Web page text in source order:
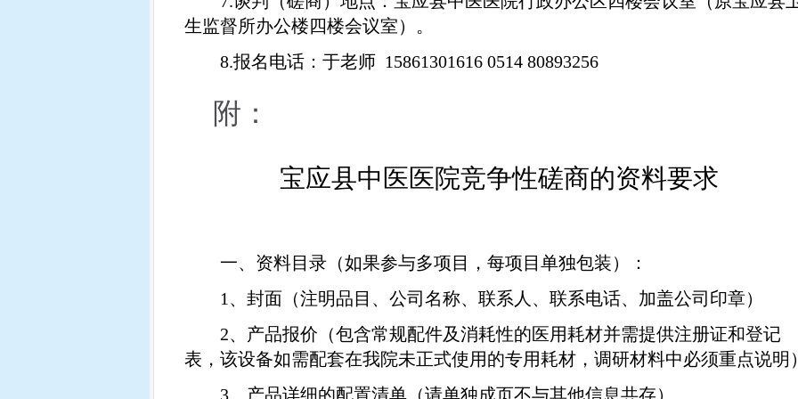
生监督所办公楼四楼会议室）。
8.报名电话：于老师 15861301616 0514 80893256
附：
宝应县中医医院竞争性磋商的资料要求
一、资料目录（如果参与多项目，每项目单独包装）：
1 、封面（注明品目、公司名称、联系人、联系电话、加盖公司印章）
2、产品报价（包含常规配件及消耗性的医用耗材并需提供注册证和登记
表，该设备如需配套在我院未正式使用的专用耗材，调研材料中必须重点说明
3 、产品详细的配置清单（请单独成页不与其他信息共存）